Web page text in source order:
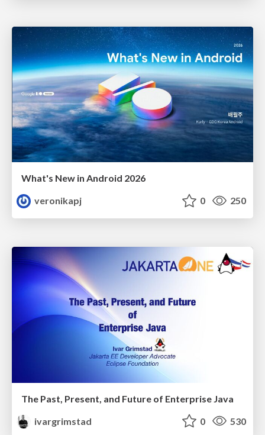
What's New in Android 2026
veronikapj
0 250
The Past, Present, and Future of Enterprise Java
ivargrimstad
0 530